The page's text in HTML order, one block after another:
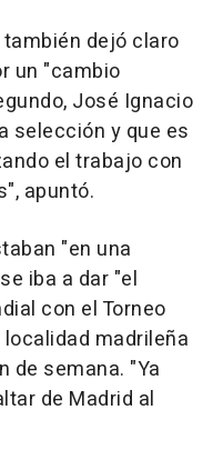
dejó claro
un "cambio
José Ignacio
selección y que es
el trabajo con
apuntó.
"en una
iba a dar "el
con el Torneo
madrileña
de semana. "Ya
de Madrid al